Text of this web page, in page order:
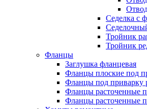
Седелка с
Тройник
Тройник
Фланцы
Заглушка фланцевая
Фланцы плоские под
Фланцы под приварку
Фланцы расточенные
Фланцы расточенные